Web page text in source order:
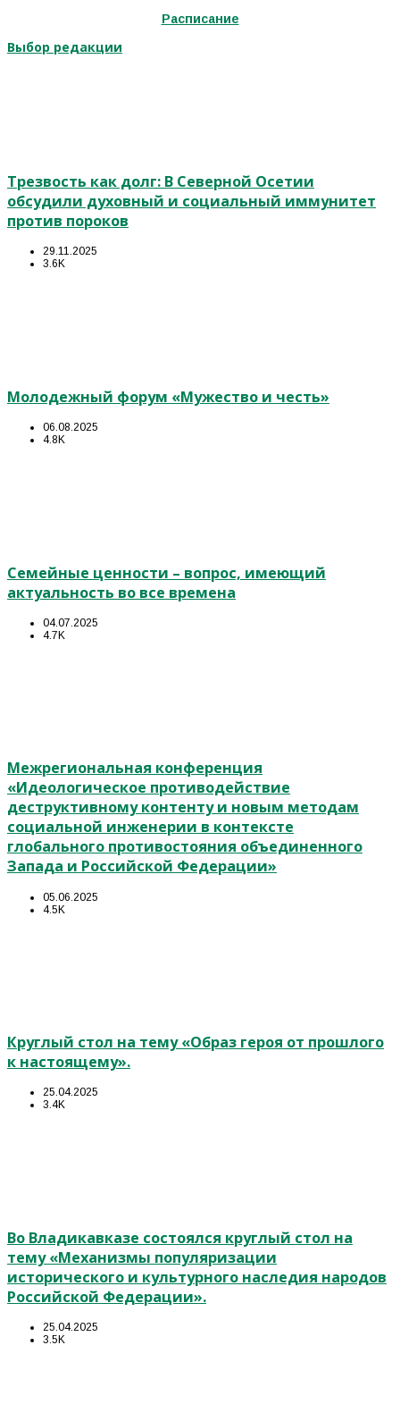
Расписание
Выбор редакции
Трезвость как долг: В Северной Осетии
обсудили духовный и социальный иммунитет
против пороков
29.11.2025
3.6K
Молодежный форум «Мужество и честь»
06.08.2025
4.8K
Семейные ценности – вопрос, имеющий
актуальность во все времена
04.07.2025
4.7K
Межрегиональная конференция
«Идеологическое противодействие
деструктивному контенту и новым методам
социальной инженерии в контексте
глобального противостояния объединенного
Запада и Российской Федерации»
05.06.2025
4.5K
Круглый стол на тему «Образ героя от прошлого
к настоящему».
25.04.2025
3.4K
Во Владикавказе состоялся круглый стол на
тему «Механизмы популяризации
исторического и культурного наследия народов
Российской Федерации».
25.04.2025
3.5K